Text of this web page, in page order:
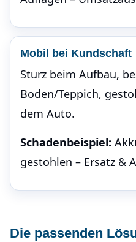
Mobil bei Kundschaft
Sturz beim Aufbau,
Boden/Teppich,
dem Auto.
Schadenbeispiel:
gestohlen – Ersatz &
Die passenden